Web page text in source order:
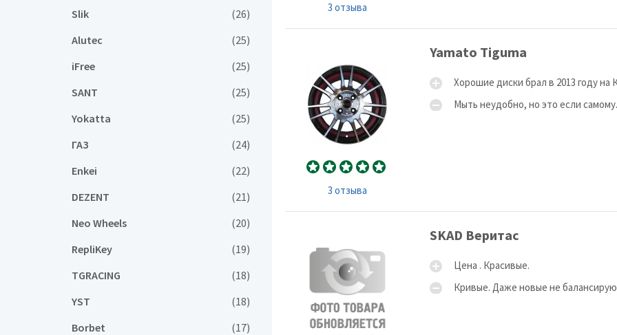
3 отзыва
3 отзыва
Yamato Tiguma
Хорошие диски брал в 2013 году на
Мыть неудобно, но это если
SKAD Веритас
Цена . Красивые.
Кривые. Даже новые не
Slik (26)
Alutec (25)
iFree (25)
SANT (25)
Yokatta (25)
ГАЗ (24)
Enkei (22)
DEZENT (21)
Neo Wheels (20)
RepliKey (19)
TGRACING (18)
YST (18)
Borbet (17)